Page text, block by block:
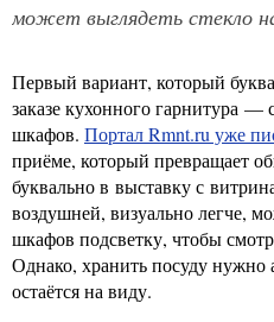
может выглядеть стекло
Первый вариант, который
заказе кухонного гарнитура —
шкафов. Портал Rmnt.ru уже
приёме, который превращает
буквально в выставку с
воздушней, визуально легче,
шкафов подсветку, чтобы
Однако, хранить посуду нужно
остаётся на виду.